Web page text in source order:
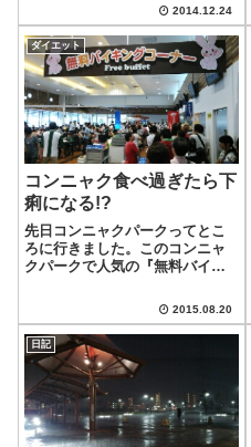
ニュースです。移動手段の変革
になるか？共同創業者のサーゲ
イ・ブリン氏は実現すれば高齢
者や障害者に移動手段を提供
で...
2014.12.24
ダイエット
コンニャク食べ過ぎたら下
痢になる!?
先日コンニャクパークってとこ
ろに行きました。このコンニャ
クパークで人気の『無料バイキ
です。コンニャクはカロリーも
低いし、昼時ってこともあり、
たらふくコンニャクを頂いてし
まいました(無料なので、元を取
るとか必要ない...
2015.08.20
日記